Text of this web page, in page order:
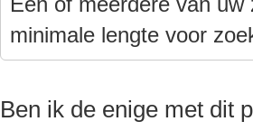
minimale lengte voor
Ben ik de enige met dit